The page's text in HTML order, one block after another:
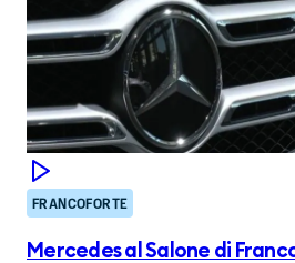
FRANCOFORTE
Mercedes al Salone di